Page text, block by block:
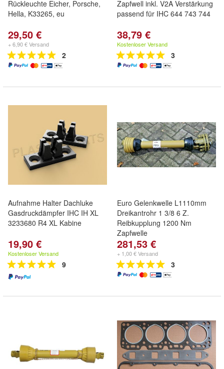
Rückleuchte Eicher, Porsche,
Hella, K33265, eu
29,50 €
+ 6,90 € Versand
2
Zapfwell inkl. V2A Verstärkung
passend für IHC 644 743 744
38,79 €
Kostenloser Versand
3
Aufnahme Halter Dachluke
Gasdruckdämpfer IHC IH XL
3233680 R4 XL Kabine
19,90 €
Kostenloser Versand
9
Euro Gelenkwelle L1110mm
Dreikantrohr 1 3/8 6 Z.
Reibkupplung 1200 Nm
Zapfwelle
281,53 €
+ 1,00 € Versand
3